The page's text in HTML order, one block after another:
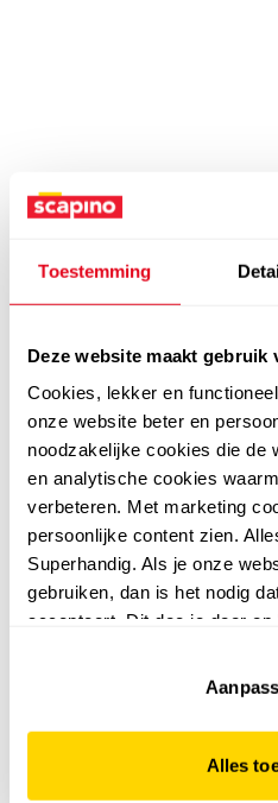
Toestemming
Deze website maakt gebruik
Cookies, lekker en
onze website beter en
noodzakelijke cookies die de
en analytische cookies
verbeteren. Met marketing
persoonlijke content zien.
Superhandig. Als je onze
gebruiken, dan is het nodig
accepteert. Dit doe je door
website niet optimaal
Alles